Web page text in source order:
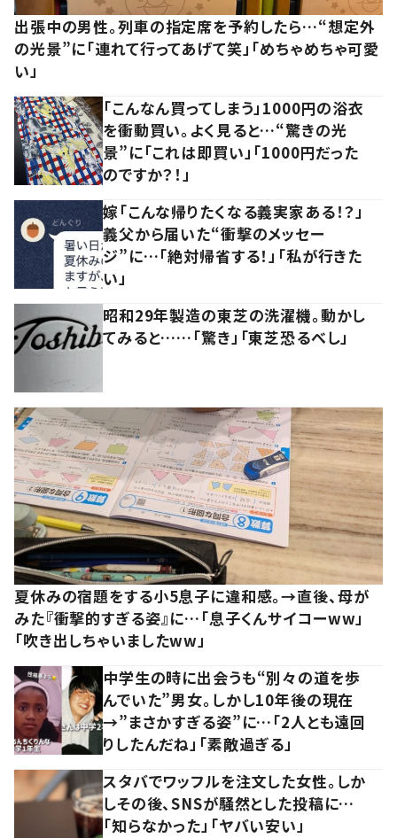
出張中の男性。列車の指定席を予約したら…“想定外
の光景”に「連れて行ってあげて笑」「めちゃめちゃ可愛
い」
「こんなん買ってしまう」1000円の浴衣
を衝動買い。よく見ると…“驚きの光
景”に「これは即買い」「1000円だった
のですか？！」
嫁「こんな帰りたくなる義実家ある！？」
義父から届いた“衝撃のメッセー
ジ”に…「絶対帰省する！」「私が行きた
い」
昭和29年製造の東芝の洗濯機。動かし
てみると……「驚き」「東芝恐るべし」
夏休みの宿題をする小5息子に違和感。→直後、母が
みた『衝撃的すぎる姿』に…「息子くんサイコーww」
「吹き出しちゃいましたww」
中学生の時に出会うも“別々の道を歩
んでいた”男女。しかし10年後の現在
→”まさかすぎる姿”に…「2人とも遠回
りしたんだね」「素敵過ぎる」
スタバでワッフルを注文した女性。しか
しその後、SNSが騒然とした投稿に…
「知らなかった」「ヤバい安い」